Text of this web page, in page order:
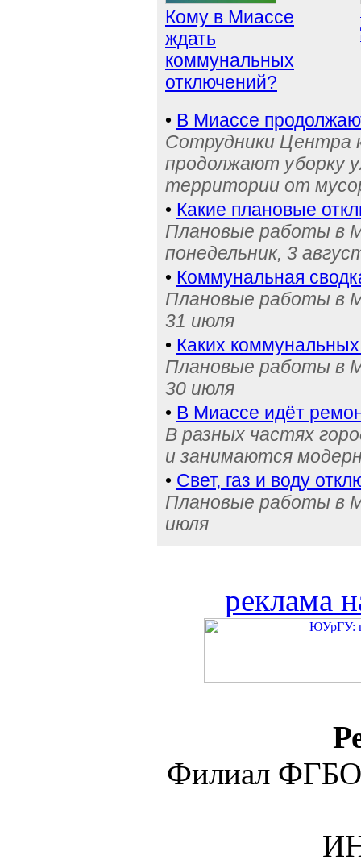
Кому в Миассе
ждать
коммунальных
отключений?
• В Миассе
Сотрудники Центра
продолжают уборку
территории от
• Какие плановые
Плановые работы в
понедельник, 3
• Коммунальная
Плановые работы в
31 июля
• Каких
Плановые работы в
30 июля
• В Миассе идёт
В разных частях
и занимаются
• Свет, газ и воду
Плановые работы в
июля
реклама
Филиал